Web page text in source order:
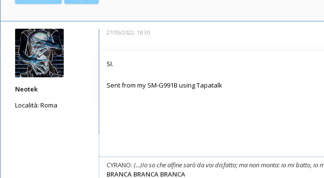
Neotek
Località: Roma
27/05/2022, 18:30
SI.
Sent from my SM-G991B using Tapatalk
CYRANO: (...)Io so che alfine sarò da voi disfatto; ma non monta: io mi batto,
BRANCA BRANCA BRANCA